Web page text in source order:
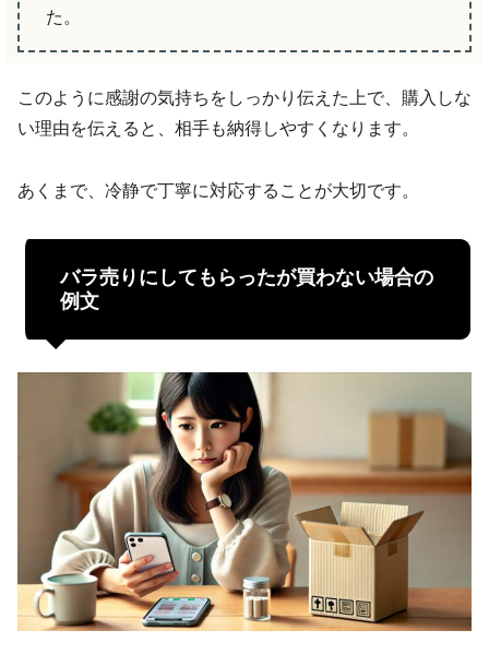
た。
このように感謝の気持ちをしっかり伝えた上で、購入しな
い理由を伝えると、相手も納得しやすくなります。
あくまで、冷静で丁寧に対応することが大切です。
バラ売りにしてもらったが買わない場合の
例文